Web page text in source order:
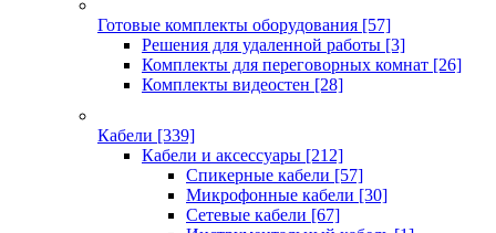
Готовые комплекты оборудования [57]
Решения для удаленной работы [3]
Комплекты для переговорных комнат [26]
Комплекты видеостен [28]
Кабели [339]
Кабели и аксессуары [212]
Спикерные кабели [57]
Микрофонные кабели [30]
Сетевые кабели [67]